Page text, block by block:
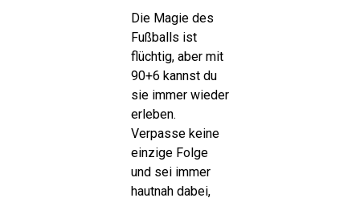
Die Magie des
Fußballs ist
flüchtig, aber mit
90+6 kannst du
sie immer wieder
erleben.
Verpasse keine
einzige Folge
und sei immer
hautnah dabei,